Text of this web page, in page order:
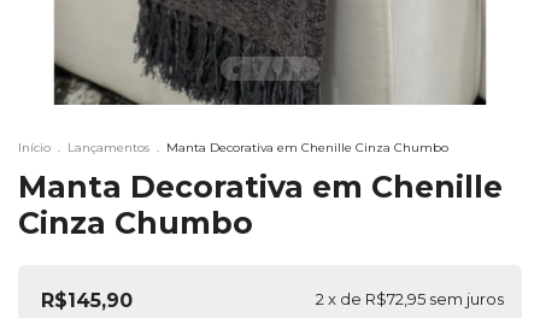
Início . Lançamentos . Manta Decorativa em Chenille Cinza Chumbo
Manta Decorativa em Chenille
Cinza Chumbo
R$145,90 2 x de R$72,95 sem juros